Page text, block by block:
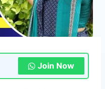
Join Now